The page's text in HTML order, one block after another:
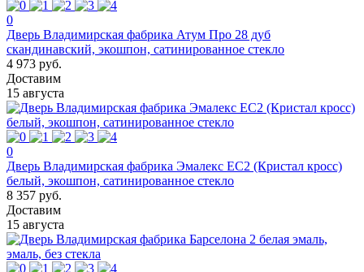
0
Дверь Владимирская фабрика Атум Про 28 дуб
скандинавский, экошпон, сатинированное стекло
4 973 руб.
Доставим
15 августа
0
Дверь Владимирская фабрика Эмалекс ЕС2 (Кристал кросс)
белый, экошпон, сатинированное стекло
8 357 руб.
Доставим
15 августа